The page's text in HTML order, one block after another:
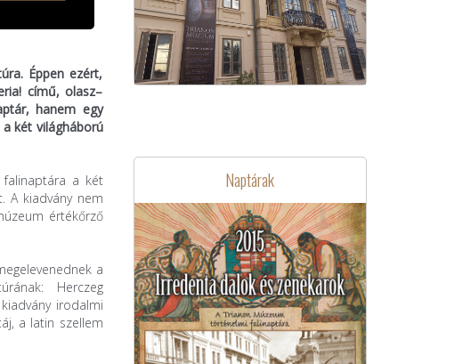
Éppen ezért,
című, olasz–
hanem egy
két világháború
falinaptára a két
A kiadvány nem
értékőrző
a
Herczeg
irodalmi
a latin szellem
Naptárak